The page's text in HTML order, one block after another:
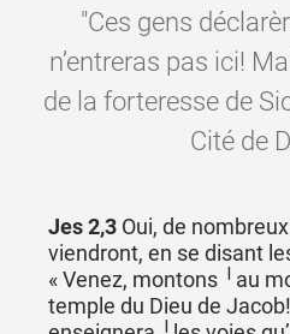
"Ces gens
n’entreras pas ici!
de la forteresse de
Cité de
Jes 2,3 Oui, de
viendront, en se disant
« Venez, montons ╵au
temple du Dieu de